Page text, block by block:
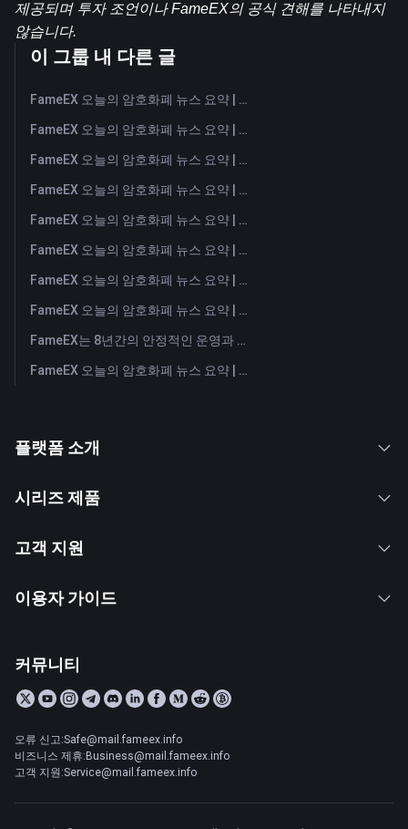
제공되며 투자 조언이나 FameEX의 공식 견해를 나타내지
않습니다.
이 그룹 내 다른 글
FameEX 오늘의 암호화폐 뉴스 요약 | 2026년 8월 7일
FameEX 오늘의 암호화폐 뉴스 요약 | 2026년 8월 6일
FameEX 오늘의 암호화폐 뉴스 요약 | 2026년 8월 5일
FameEX 오늘의 암호화폐 뉴스 요약 | 2026년 8월 4일
FameEX 오늘의 암호화폐 뉴스 요약 | 2026년 8월 3일
FameEX 오늘의 암호화폐 뉴스 요약 | 2026년 7월 31일
FameEX 오늘의 암호화폐 뉴스 요약 | 2026년 7월 30일
FameEX 오늘의 암호화폐 뉴스 요약 | 2026년 7월 29일
FameEX는 8년간의 안정적인 운영과 글로벌 성장을 통해 사용자 신뢰를 더욱 강화했습니다
FameEX 오늘의 암호화폐 뉴스 요약 | 2026년 7월 28일
플랫폼 소개
시리즈 제품
고객 지원
이용자 가이드
커뮤니티
오류 신고:Safe@mail.fameex.info
비즈니스 제휴:Business@mail.fameex.info
고객 지원:Service@mail.fameex.info